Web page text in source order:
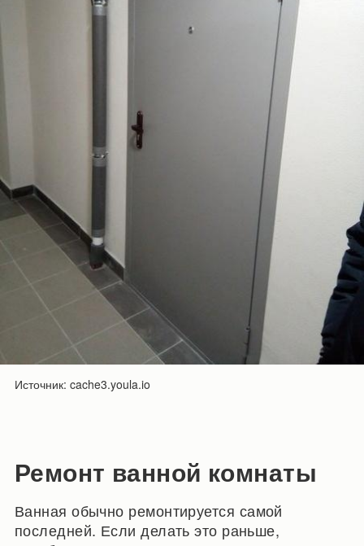
Источник: cache3.youla.io
Ремонт ванной комнаты
Ванная обычно ремонтируется самой
последней. Если делать это раньше,